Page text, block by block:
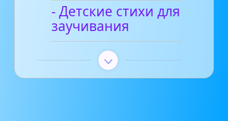
- Детские стихи для
заучивания